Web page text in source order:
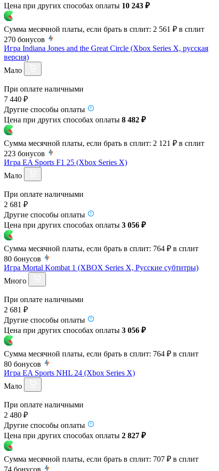
Цена при других способах оплаты 10 243 ₽
Сумма месячной платы, если брать в сплит: 2 561 ₽ в сплит
270 бонусов
Игра Indiana Jones and the Great Circle (Xbox Series X, русская
версия)
Мало
При оплате наличными
7 440 ₽
Другие способы оплаты
Цена при других способах оплаты 8 482 ₽
Сумма месячной платы, если брать в сплит: 2 121 ₽ в сплит
223 бонусов
Игра EA Sports F1 25 (Xbox Series X)
Мало
При оплате наличными
2 681 ₽
Другие способы оплаты
Цена при других способах оплаты 3 056 ₽
Сумма месячной платы, если брать в сплит: 764 ₽ в сплит
80 бонусов
Игра Mortal Kombat 1 (XBOX Series X, Русские субтитры)
Много
При оплате наличными
2 681 ₽
Другие способы оплаты
Цена при других способах оплаты 3 056 ₽
Сумма месячной платы, если брать в сплит: 764 ₽ в сплит
80 бонусов
Игра EA Sports NHL 24 (Xbox Series X)
Мало
При оплате наличными
2 480 ₽
Другие способы оплаты
Цена при других способах оплаты 2 827 ₽
Сумма месячной платы, если брать в сплит: 707 ₽ в сплит
74 бонусов